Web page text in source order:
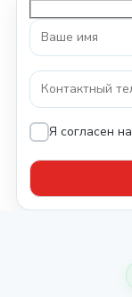
Я согласен на